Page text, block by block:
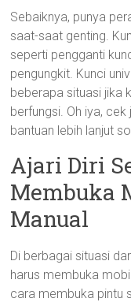
Sebaiknya, punya
saat-saat genting.
seperti pengganti
pengungkit. Kunci
beberapa situasi jika
berfungsi. Oh iya, cek
bantuan lebih lanjut
Ajari Diri
Membuka
Manual
Di berbagai situasi
harus membuka
cara membuka pintu